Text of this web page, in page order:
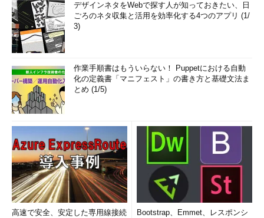
Googleの2段階認証を有効にする（2/
8）
（2）［Googleアカウント設定］を
タップする。
Googleの2段階認証を有効にする（3/
8）
（3）［ログインとセキュリティ］を
タップする。
デザインネタをWebで探す人が知っておきたい、日
ごろのネタ収集と活用を効率化する4つのアプリ (1/
3)
作業手順書はもういらない！ Puppetにおける自動
化の定義書「マニフェスト」の書き方と基礎文法ま
とめ (1/5)
高速で安全、安定した専用線接続
Bootstrap、Emmet、レスポンシ